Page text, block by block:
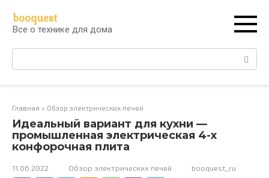
контенту
booquest
Все о технике для дома
Поиск:
Главная » Обзор электрических печей
Идеальный вариант для кухни —
промышленная электрическая 4-х
конфорочная плита
11.06.2022 Обзор электрических печей booquest_ru